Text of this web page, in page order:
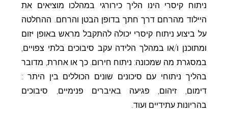
ניתוח קיסרי הינו הליך כירורגי במהלכו מוציאים את
היילוד מהרחם דרך חתך בדופן הבטן והרחם. ההחלטה
על ביצוע ניתוח קיסרי יכולה להתקבל מראש באופן יזום
ומתוכנן ו/או במהלך הלידה עקב סיבוכים בלתי צפויים,
במסגרת מה שמכונה: ניתוח חירום. כך או אחרת, מדובר
בהליך ניתוחי עם סיכונים שונים הכוללים בין היתר :
דימום, זיהום, פגיעה באיברים פנימיים, סיבוכים
בהריונות עתידיים ועוד.